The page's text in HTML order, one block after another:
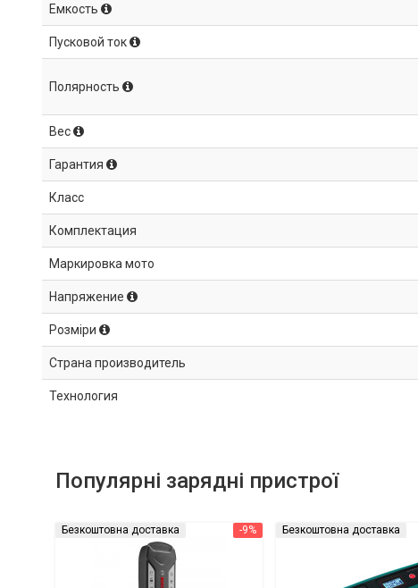
Емкость
Пусковой ток
Полярность
Вес
Гарантия
Класс
Комплектация
Маркировка мото
Напряжение
Розміри
Страна производитель
Технология
Популярні зарядні пристрої
-9%
Безкоштовна доставка Безкоштовна доставка